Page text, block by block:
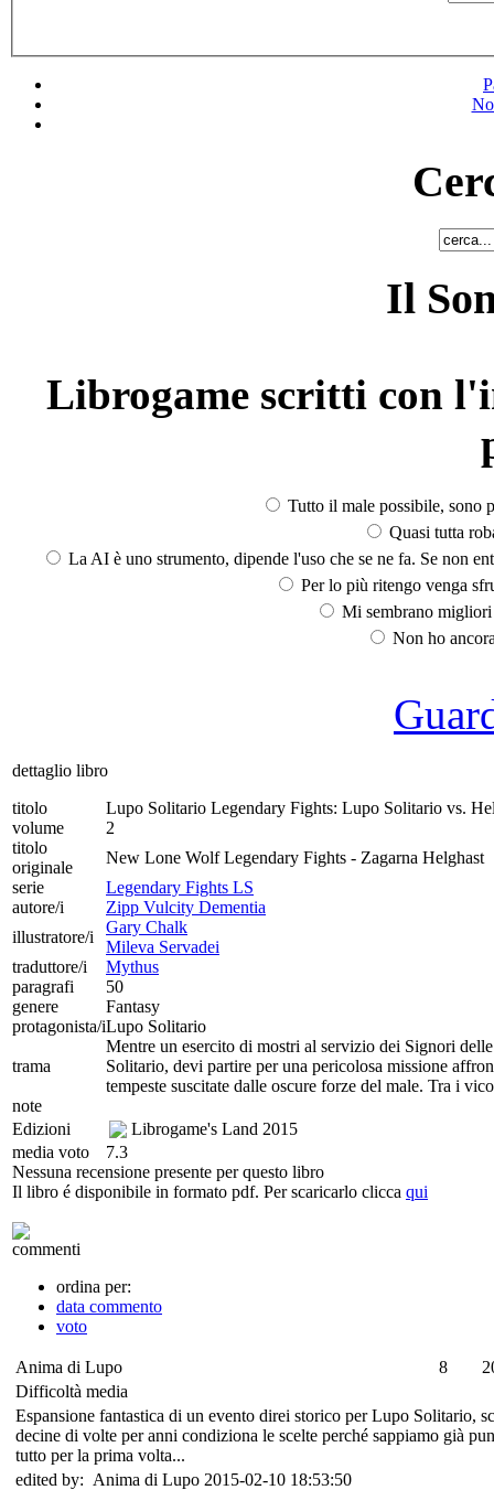
Il
Librogame scritti con
Tutto il male possibile, sono
Quasi tutta
La AI è uno strumento, dipende l'uso che se ne fa. Se non
Per lo più ritengo venga
Mi sembrano
Non ho
dettaglio libro
titolo
Lupo Solitario Legendary Fights: Lupo Solitario vs.
volume
2
titolo
originale
New Lone Wolf Legendary Fights - Zagarna Helghast
serie
Legendary Fights LS
autore/i
Zipp Vulcity Dementia
illustratore/i
Gary Chalk
Mileva Servadei
traduttore/i
Mythus
paragrafi
50
genere
Fantasy
protagonista/iLupo Solitario
trama
Mentre un esercito di mostri al servizio dei Signori
Solitario, devi partire per una pericolosa missione
tempeste suscitate dalle oscure forze del male. Tra i
note
Edizioni
Librogame's Land 2015
media voto
7.3
Nessuna recensione presente per questo libro
Il libro é disponibile in formato pdf. Per scaricarlo clicca qui
commenti
ordina per:
data commento
voto
Anima di Lupo 8
Difficoltà media
Espansione fantastica di un evento direi storico per Lupo Solitario,
decine di volte per anni condiziona le scelte perché sappiamo già
tutto per la prima volta...
edited by: Anima di Lupo 2015-02-10 18:53:50